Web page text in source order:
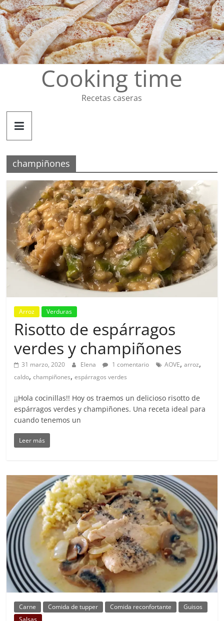
Saltar
al
contenido
Cooking time
Recetas caseras
champiñones
Arroz Verduras
Risotto de espárragos
verdes y champiñones
31 marzo, 2020 Elena 1 comentario AOVE,arroz,
caldo,champiñones,espárragos verdes
¡¡Hola cocinillas!! Hoy os traemos un delicioso risotto de
espárragos verdes y champiñones. Una receta ideal para
cuando tenemos un
Leer más
Carne Comida de tupper Comida reconfortante
Guisos
Salsas